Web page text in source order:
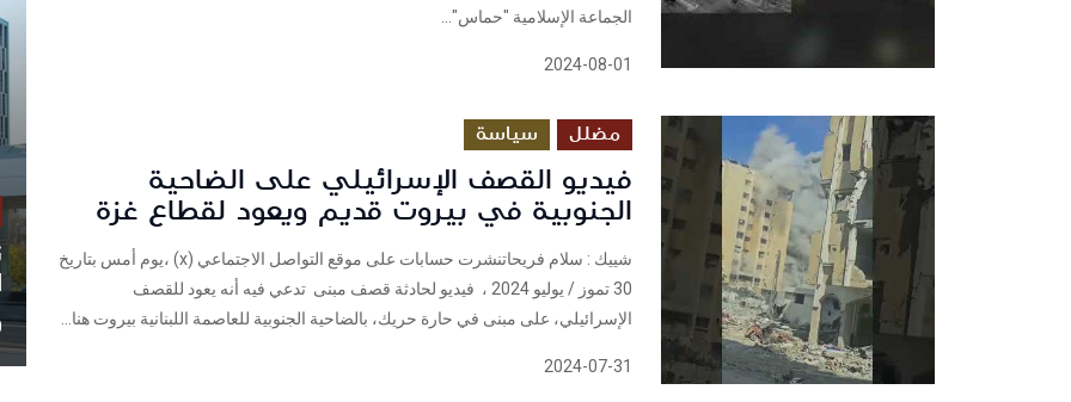
الجماعة الإسلامية "حماس"...
2024-08-01
مضلل سياسة
فيديو القصف الإسرائيلي على الضاحية
الجنوبية في بيروت قديم ويعود لقطاع غزة
شييك : سلام فريحاتنشرت حسابات على موقع التواصل الاجتماعي (x) ،يوم أمس بتاريخ
30 تموز / يوليو 2024 ، فيديو لحادثة قصف مبنى تدعي فيه أنه يعود للقصف
الإسرائيلي، على مبنى في حارة حريك، بالضاحية الجنوبية للعاصمة اللبنانية بيروت هنا...
2024-07-31